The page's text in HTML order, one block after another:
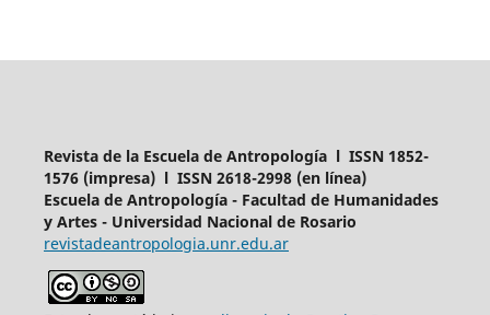
Revista de la Escuela de Antropología l ISSN 1852-
1576 (impresa) l ISSN 2618-2998 (en línea)
Escuela de Antropología - Facultad de Humanidades
y Artes - Universidad Nacional de Rosario
revistadeantropologia.unr.edu.ar